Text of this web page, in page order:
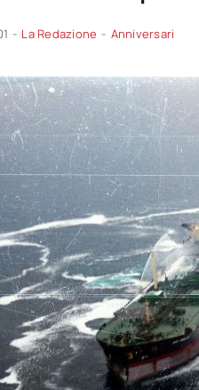
- La Redazione - Anniversari